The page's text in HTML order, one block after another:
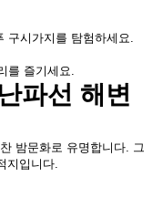
구시가지를 탐험하세요.
를 즐기세요.
파선 해변
밤문화로 유명합니다. 그
지입니다.